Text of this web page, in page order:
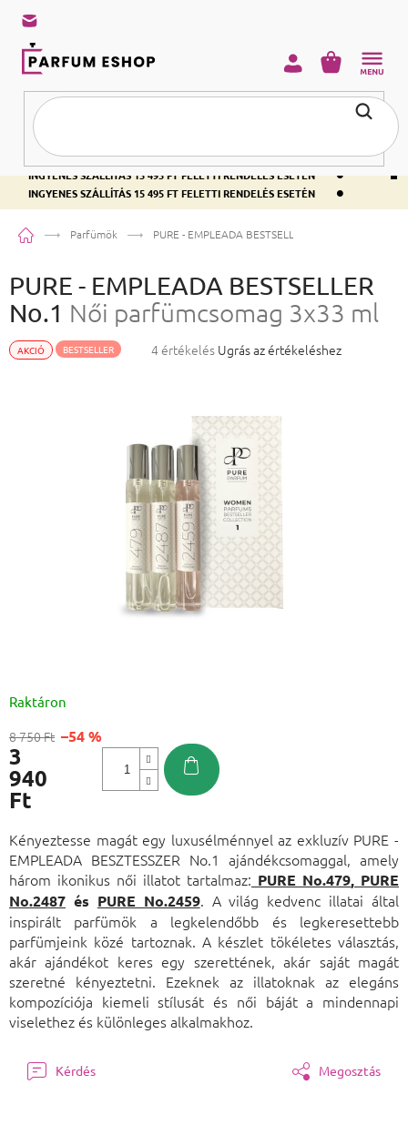
INGYENES SZÁLLÍTÁS 15 495 FT FELETTI RENDELÉS ESETÉN •
INGYENES SZÁLLÍTÁS 15 495 FT FELETTI RENDELÉS ESETÉN •
INGYENES SZÁLLÍTÁS 15 495 FT FELETTI RENDELÉS ESETÉN •
KOSÁR
KezdőlapParfümök PURE - EMPLEADA BESTSELLER No.1
PURE - EMPLEADA BESTSELLER
No.1 Női parfümcsomag 3x33 ml
AKCIÓ BESTSELLER A termék átlagos értékelése 5-ből 5,0 csillag.
4 értékelés Ugrás az értékeléshez
8 750 Ft –54 %
3
940
Ft
Raktáron
Kényeztesse magát egy luxusélménnyel az exkluzív PURE -
EMPLEADA BESZTESSZER No.1 ajándékcsomaggal, amely
három ikonikus női illatot tartalmaz: PURE No.479, PURE
No.2487 és PURE No.2459. A világ kedvenc illatai által
inspirált parfümök a legkelendőbb és legkeresettebb
parfümjeink közé tartoznak. A készlet tökéletes választás,
akár ajándékot keres egy szerettének, akár saját magát
szeretné kényeztetni. Ezeknek az illatoknak az elegáns
kompozíciója kiemeli stílusát és női báját a mindennapi
viselethez és különleges alkalmakhoz.
Kérdés Megosztás